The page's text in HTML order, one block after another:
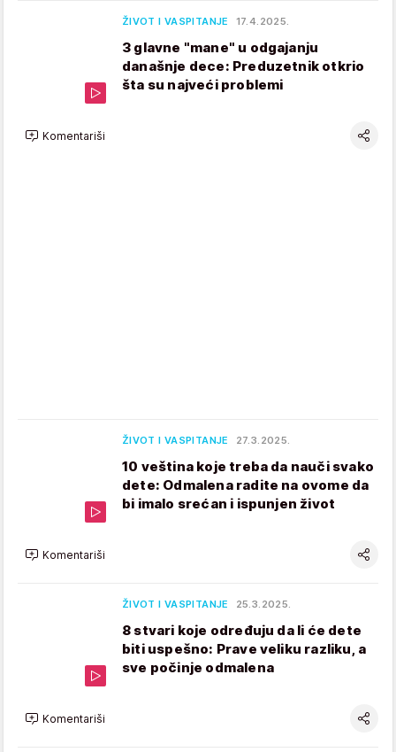
ŽIVOT I VASPITANJE 17.4.2025.
3 glavne "mane" u odgajanju
današnje dece: Preduzetnik otkrio
šta su najveći problemi
Komentariši
ŽIVOT I VASPITANJE 27.3.2025.
10 veština koje treba da nauči svako
dete: Odmalena radite na ovome da
bi imalo srećan i ispunjen život
Komentariši
ŽIVOT I VASPITANJE 25.3.2025.
8 stvari koje određuju da li će dete
biti uspešno: Prave veliku razliku, a
sve počinje odmalena
Komentariši